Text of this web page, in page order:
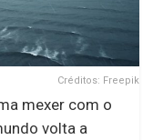
Créditos: Freepik
mexer com o
volta a